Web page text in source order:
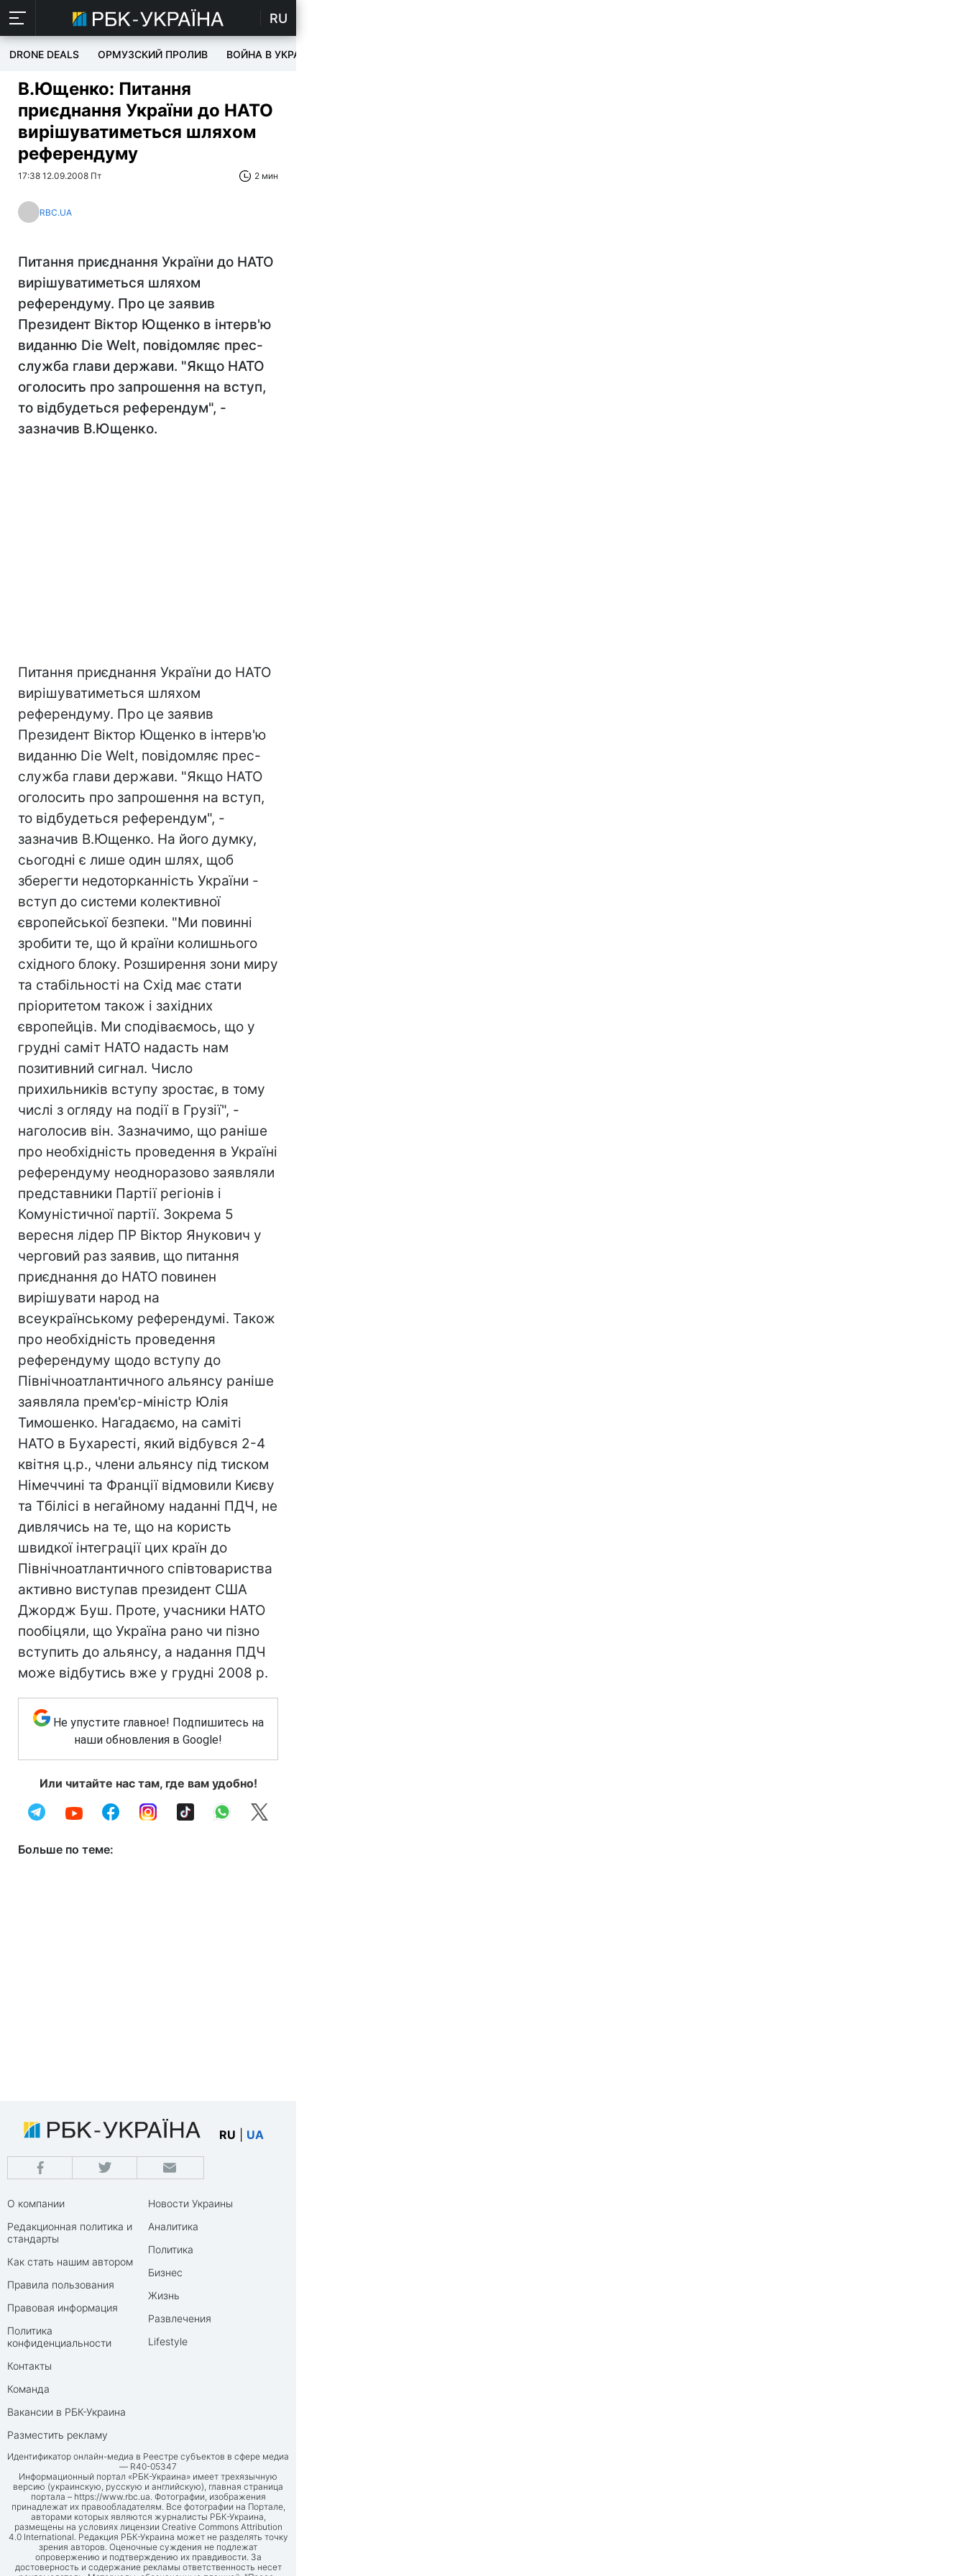
RU
DRONE DEALS ОРМУЗСКИЙ ПРОЛИВ ВОЙНА В УКРАИНЕ
В.Ющенко: Питання
приєднання України до НАТО
вирішуватиметься шляхом
референдуму
17:38 12.09.2008 Пт 2 мин
RBC.UA
Питання приєднання України до НАТО
вирішуватиметься шляхом
референдуму. Про це заявив
Президент Віктор Ющенко в інтерв'ю
виданню Die Welt, повідомляє прес-
служба глави держави. "Якщо НАТО
оголосить про запрошення на вступ,
то відбудеться референдум", -
зазначив В.Ющенко.
Питання приєднання України до НАТО
вирішуватиметься шляхом
референдуму. Про це заявив
Президент Віктор Ющенко в інтерв'ю
виданню Die Welt, повідомляє прес-
служба глави держави. "Якщо НАТО
оголосить про запрошення на вступ,
то відбудеться референдум", -
зазначив В.Ющенко. На його думку,
сьогодні є лише один шлях, щоб
зберегти недоторканність України -
вступ до системи колективної
європейської безпеки. "Ми повинні
зробити те, що й країни колишнього
східного блоку. Розширення зони миру
та стабільності на Схід має стати
пріоритетом також і західних
європейців. Ми сподіваємось, що у
грудні саміт НАТО надасть нам
позитивний сигнал. Число
прихильників вступу зростає, в тому
числі з огляду на події в Грузії", -
наголосив він. Зазначимо, що раніше
про необхідність проведення в Україні
референдуму неодноразово заявляли
представники Партії регіонів і
Комуністичної партії. Зокрема 5
вересня лідер ПР Віктор Янукович у
черговий раз заявив, що питання
приєднання до НАТО повинен
вирішувати народ на
всеукраїнському референдумі. Також
про необхідність проведення
референдуму щодо вступу до
Північноатлантичного альянсу раніше
заявляла прем'єр-міністр Юлія
Тимошенко. Нагадаємо, на саміті
НАТО в Бухаресті, який відбувся 2-4
квітня ц.р., члени альянсу під тиском
Німеччині та Франції відмовили Києву
та Тбілісі в негайному наданні ПДЧ, не
дивлячись на те, що на користь
швидкої інтеграції цих країн до
Північноатлантичного співтовариства
активно виступав президент США
Джордж Буш. Проте, учасники НАТО
пообіцяли, що Україна рано чи пізно
вступить до альянсу, а надання ПДЧ
може відбутись вже у грудні 2008 р.
Не упустите главное! Подпишитесь на
наши обновления в Google!
Или читайте нас там, где вам удобно!
Больше по теме:
RU UA
О компании
Редакционная политика и
стандарты
Как стать нашим автором
Правила пользования
Правовая информация
Политика
конфиденциальности
Контакты
Команда
Вакансии в РБК-Украина
Разместить рекламу
Новости Украины
Аналитика
Политика
Бизнес
Жизнь
Развлечения
Lifestyle
Идентификатор онлайн-медиа в Реестре субъектов в сфере медиа
— R40-05347
Информационный портал «РБК-Украина» имеет трехязычную
версию (украинскую, русскую и английскую), главная страница
портала – https://www.rbc.ua. Фотографии, изображения
принадлежат их правообладателям. Все фотографии на Портале,
авторами которых являются журналисты РБК-Украина,
размещены на условиях лицензии Creative Commons Attribution
4.0 International. Редакция РБК-Украина может не разделять точку
зрения авторов. Оценочные суждения не подлежат
опровержению и подтверждению их правдивости. За
достоверность и содержание рекламы ответственность несет